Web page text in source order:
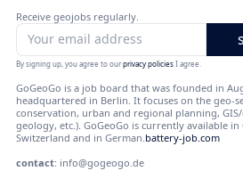
Receive geojobs regularly.
By signing up, you agree to ourprivacy policiesI agree.
GoGeoGo is a job board that was founded in
headquartered in Berlin. It focuses on the geo-
conservation, urban and regional planning,
geology, etc.). GoGeoGo is currently available
Switzerland and in German.battery-job.com
contact: info@gogeogo.de